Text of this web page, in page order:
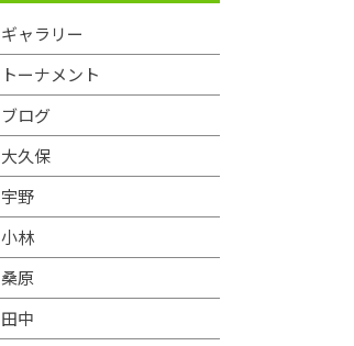
ギャラリー
トーナメント
ブログ
大久保
宇野
小林
桑原
田中